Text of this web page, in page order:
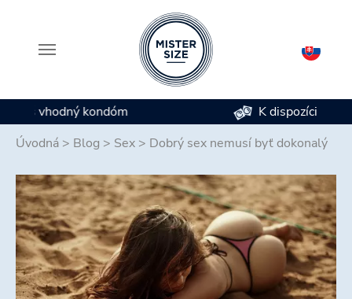
Skip to main content
K dispozícii je 7 veľkostí kondómov
Úvodná > Blog > Sex > Dobrý sex nemusí byť dokonalý